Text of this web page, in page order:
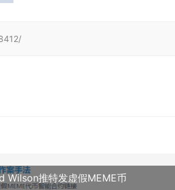
Wilson推特发虚假MEME币